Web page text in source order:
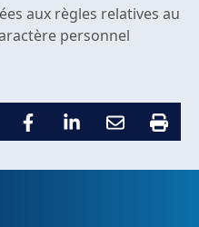
aux règles relatives au
personnel